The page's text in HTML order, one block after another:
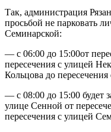
Так, администрация
просьбой не парковать
Семинарской:
— с 06:00 до 15:00от
пересечения с улицей
Кольцова до
— с 08:00 до 15:00 будет
улице Сенной от
пересечения с улицей